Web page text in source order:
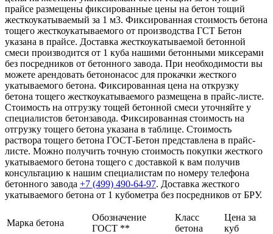
прайсе размещены фиксированные цены на бетон тощий
жесткоукатываемый за 1 м3. Фиксированная стоимость бетона
тощего жесткоукатываемого от производства ГСТ Бетон
указана в прайсе. Доставка жесткоукатываемой бетонной
смеси производится от 1 куба нашими бетонными миксерами
без посредников от бетонного завода. При необходимости вы
можете арендовать бетононасос для прокачки жесткого
укатываемого бетона. Фиксированная цена на открузку
бетона тощего жесткоукатываемого размещена в прайс-листе.
Стоимость на отгрузку тощей бетонной смеси уточняйте у
специалистов бетонзавода. Фиксированная стоимость на
отгрузку тощего бетона указана в таблице. Стоимость
раствора тощего бетона ГОСТ-Бетон представлена в прайс-
листе. Можно получить точную стоимость покупки жесткого
укатываемого бетона тощего с доставкой к вам получив
консультацию к нашим специалистам по номеру телефона
бетонного завода +7 (499) 490-64-97. Доставка жесткого
укатываемого бетона от 1 кубометра без посредников от БРУ.
Марка бетона
Обозначение
ГОСТ **
Класс
бетона
Цена за
куб